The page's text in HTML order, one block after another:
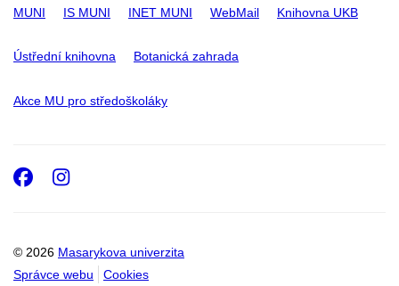
MUNI IS MUNI INET MUNI WebMail Knihovna UKB
Ústřední knihovna Botanická zahrada
Akce MU pro středoškoláky
© 2026 Masarykova univerzita
Správce webu
Cookies
Facebook
Instagram